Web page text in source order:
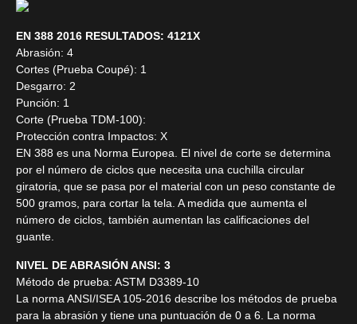
EN 388 2016 RESULTADOS: 4121X
Abrasión: 4
Cortes (Prueba Coupé): 1
Desgarro: 2
Punción: 1
Corte (Prueba TDM-100):
Protección contra Impactos: X
EN 388 es una Norma Europea. El nivel de corte se determina
por el número de ciclos que necesita una cuchilla circular
giratoria, que se pasa por el material con un peso constante de
500 gramos, para cortar la tela. A medida que aumenta el
número de ciclos, también aumentan las calificaciones del
guante.
NIVEL DE ABRASIÓN ANSI: 3
Método de prueba: ASTM D3389-10
La norma ANSI/ISEA 105-2016 describe los métodos de prueba
para la abrasión y tiene una puntuación de 0 a 6. La norma